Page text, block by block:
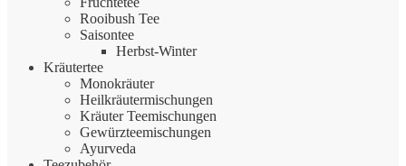
Rooibush Tee
Saisontee
Herbst-Winter
Kräutertee
Monokräuter
Heilkräutermischungen
Kräuter Teemischungen
Gewürzteemischungen
Ayurveda